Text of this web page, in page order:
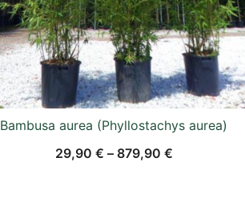
Bambusa aurea (Phyllostachys aurea)
29,90 € – 879,90 €